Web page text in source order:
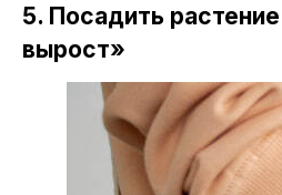
5. Посадить
вырост»